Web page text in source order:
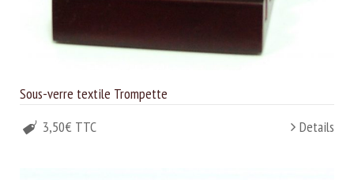
Sous-verre textile Trompette
3,50€ TTC
Details